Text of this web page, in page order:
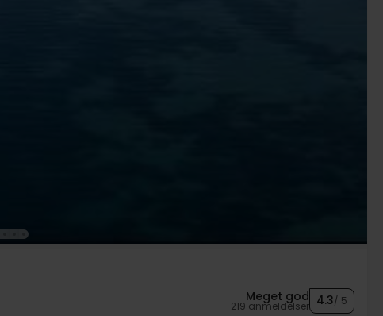
Meget god
219 anmeldelser 4.3/ 5